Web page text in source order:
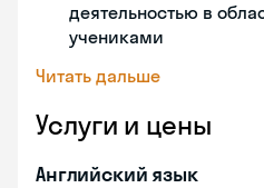
деятельностью в
учениками
Читать дальше
Услуги и цены
Английский язык